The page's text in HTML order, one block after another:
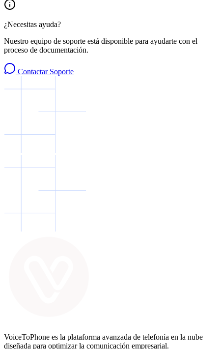
¿Necesitas ayuda?
Nuestro equipo de soporte está disponible para ayudarte con el
proceso de documentación.
Contactar Soporte
VoiceToPhone es la plataforma avanzada de telefonía en la nube
diseñada para optimizar la comunicación empresarial.